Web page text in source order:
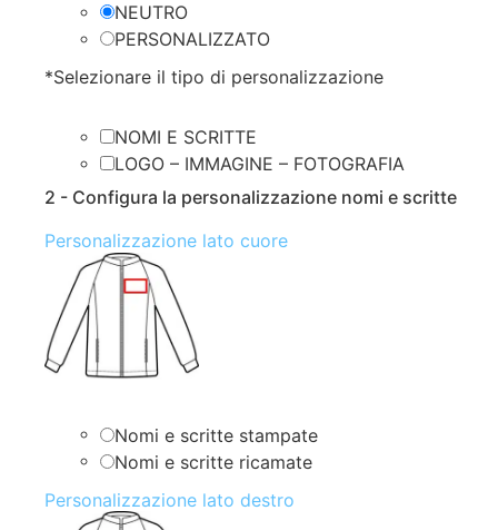
NEUTRO
PERSONALIZZATO
*Selezionare il tipo di personalizzazione
NOMI E SCRITTE
LOGO – IMMAGINE – FOTOGRAFIA
2 - Configura la personalizzazione nomi e scritte
Personalizzazione lato cuore
Nomi e scritte stampate
Nomi e scritte ricamate
Personalizzazione lato destro